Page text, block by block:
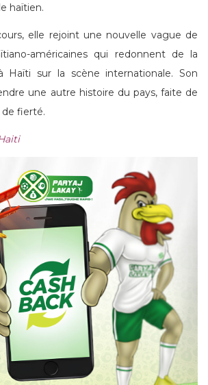
haïtien.
elle rejoint une nouvelle vague de
américaines qui redonnent de la
Haïti sur la scène internationale. Son
une autre histoire du pays, faite de
de fierté.